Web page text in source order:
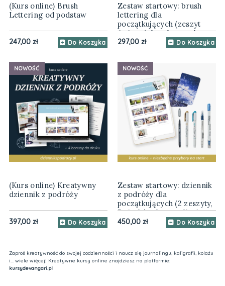
(Kurs online) Brush
Lettering od podstaw
247,00 zł Do Koszyka
Zestaw startowy: brush
lettering dla
początkujących (zeszyt
ćwiczeń, brush peny, kurs
online)
297,00 zł Do Koszyka
(Kurs online) Kreatywny
dziennik z podróży
397,00 zł Do Koszyka
NOWOŚĆ
Zestaw startowy: dziennik
z podróży dla
początkujących (2 zeszyty,
5 pisaków, kurs online)
450,00 zł Do Koszyka
NOWOŚĆ
Zaproś kreatywność do swojej codzienności i naucz się journalingu, kaligrafii, kolażu
i... wiele więcej! Kreatywne kursy online znajdziesz na platformie:
kursydevangari.pl